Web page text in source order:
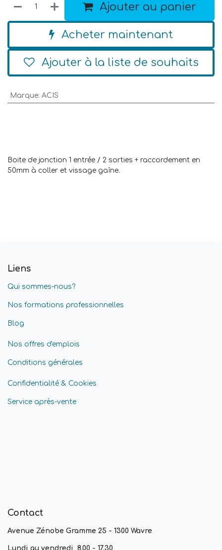
Ajouter au panier
Acheter maintenant
Ajouter à la liste de souhaits
Marque: ACIS
Boite de jonction 1 entrée / 2 sorties + raccordement en
50mm à coller et vissage gaîne.
Liens
Qui sommes-nous?
Nos formations professionnelles
Blog
Nos offres d'emplois
Conditions générales
Confidentialité & Cookies
Service après-vente
Contact
Avenue Zénobe Gramme 25 - 1300 Wavre
Lundi au vendredi, 8.00 - 17.30